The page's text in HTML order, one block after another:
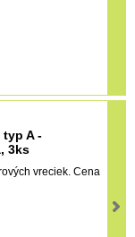
typ A -
3ks
vreciek. Cena